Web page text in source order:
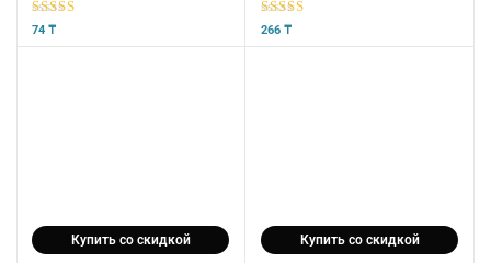
5из 5
74 ₸ 5из 5
266 ₸
Купить со скидкой Купить со скидкой